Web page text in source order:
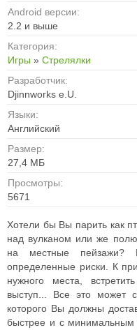
Android версии:
2.2 и выше
Категория:
Игры » Стрелялки
Разработчик:
Djinnworks e.U.
Языки:
Английский
Размер:
27,4 MБ
Просмотры:
5671
Хотели бы Вы парить как
над вулканом или же
на местные
определенные риски. К
нужного места,
выступ... Все это может
которого Вы должны
быстрее и с